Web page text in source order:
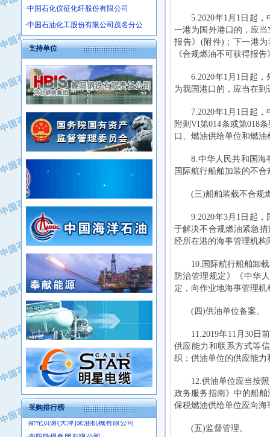
·河北翼凌机械制造总厂
·萍乡市庞泰化工填料有限公司
·实华(天津)国际贸易有限公司
·上海宝钢商贸有限公司
·正泰集团
·华北油田科达开发有限公司
·上海高桥电缆（集团）有限公司
·中石化西南石油局井下工程处
·大庆油田石油专用设备有限公司
·江苏丹化集团有限责任公司
·中核苏阀科技实业股份有限公司
·山特电子（深圳）有限公司
·常州市中兴石油化工助剂有限公司
·姜堰市三联助剂有限公司
·四川中光高技术研究所有限责任公司
·江苏天安防雷工程有限责任公司
·自贡五洲防腐安装有限公司
·中国石化仪征化纤股份有限公司
·中国石油化工股份有限公司茂名分公
支持单位
采购排行榜
·中国石化茂名石化分公司
·中国石油大港油田分公司
·靖江市天和泵业有限公司
·中油油气勘探软件国家工程研究中心
·西安长庆钻宇集团咸阳石化有限公司
·新疆新冠控制系统工程有限公司
·新疆安维消防设施器材有限公司
·华北石油津工机械制造有限公司
·中国石化茂名石化分公司
·上海山武控制仪表有限公司
·上海赛科石油化工有限责任公司
·河北卓唯钢管制造有限公司
·中国石化扬子石油化工股份有限公司
·中国石化上海石油化工股份有限公司
·中国石化长岭炼化公司
·中国石油长庆油田分公司
·中国石油宁夏石化分公司
·山东墨龙石油机械股份有限公司
·大庆油田物资集团
·斯伦贝谢(天津)采油机械有限公司
·南阳防爆集团有限公司
5.2020年1月1日起，
一港为国外港口的，应
报告》(附件)；下一港
《合规燃油不可获得报
6.2020年1月1日起，
为我国港口的，应当在
7.2020年1月1日起，
附则VI第014条或第018
口、燃油供给单位和燃
8.中华人民共和国海事
国际航行船舶加装的不
(三)船舶装载不合规
9.2020年3月1日起，
于解决不合规燃油紧急
经所在港的海事管理机
10.国际航行船舶卸载
防治管理规定》《中华
定，向作业地海事管理
(四)供油单位备案。
11.2019年11月30日前
供应能力和联系方式等
织；供油单位的供应能
12.供油单位应当按照
政务服务指南》中的船
保税燃油供给单位应向海
(五)监督管理。